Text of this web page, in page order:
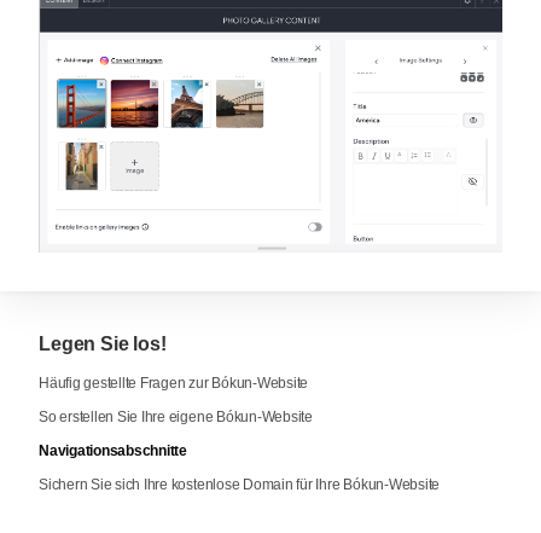
Legen Sie los!
Häufig gestellte Fragen zur Bókun-Website
So erstellen Sie Ihre eigene Bókun-Website
Navigationsabschnitte
Sichern Sie sich Ihre kostenlose Domain für Ihre Bókun-Website